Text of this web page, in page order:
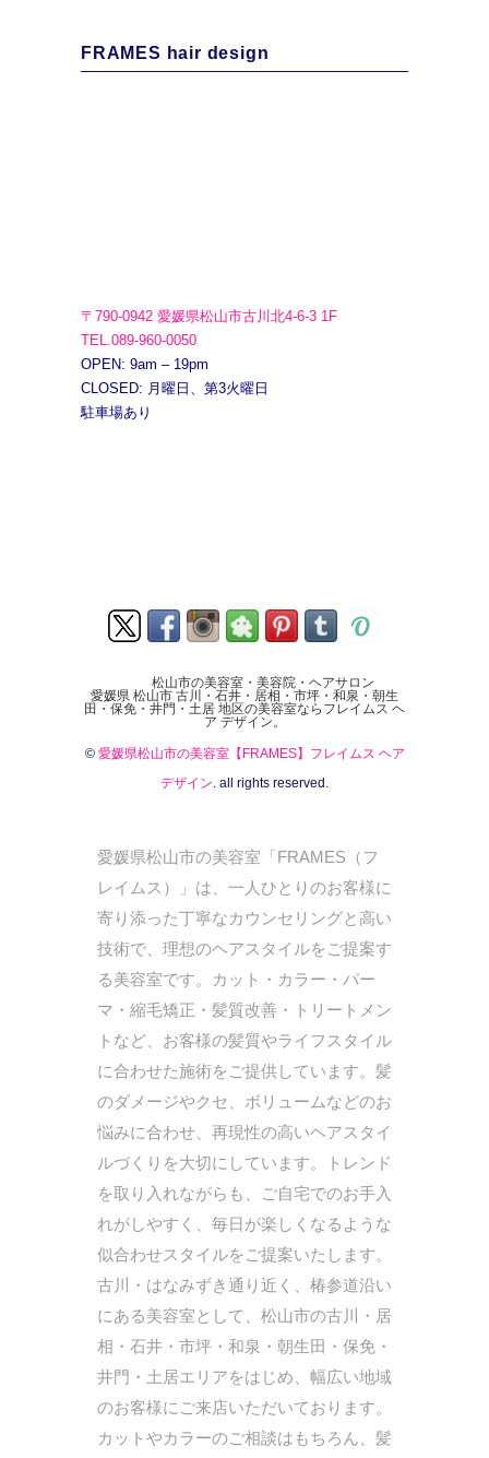
FRAMES hair design
〒790-0942 愛媛県松山市古川北4-6-3 1F
TEL.089-960-0050
OPEN: 9am – 19pm
CLOSED: 月曜日、第3火曜日
駐車場あり
松山市の美容室・美容院・ヘアサロン
愛媛県 松山市 古川・石井・居相・市坪・和泉・朝生
田・保免・井門・土居 地区の美容室ならフレイムス ヘ
ア デザイン。
© 愛媛県松山市の美容室【FRAMES】フレイムス ヘア
デザイン. all rights reserved.
愛媛県松山市の美容室「FRAMES（フ
レイムス）」は、一人ひとりのお客様に
寄り添った丁寧なカウンセリングと高い
技術で、理想のヘアスタイルをご提案す
る美容室です。カット・カラー・パー
マ・縮毛矯正・髪質改善・トリートメン
トなど、お客様の髪質やライフスタイル
に合わせた施術をご提供しています。髪
のダメージやクセ、ボリュームなどのお
悩みに合わせ、再現性の高いヘアスタイ
ルづくりを大切にしています。トレンド
を取り入れながらも、ご自宅でのお手入
れがしやすく、毎日が楽しくなるような
似合わせスタイルをご提案いたします。
古川・はなみずき通り近く、椿参道沿い
にある美容室として、松山市の古川・居
相・石井・市坪・和泉・朝生田・保免・
井門・土居エリアをはじめ、幅広い地域
のお客様にご来店いただいております。
カットやカラーのご相談はもちろん、髪